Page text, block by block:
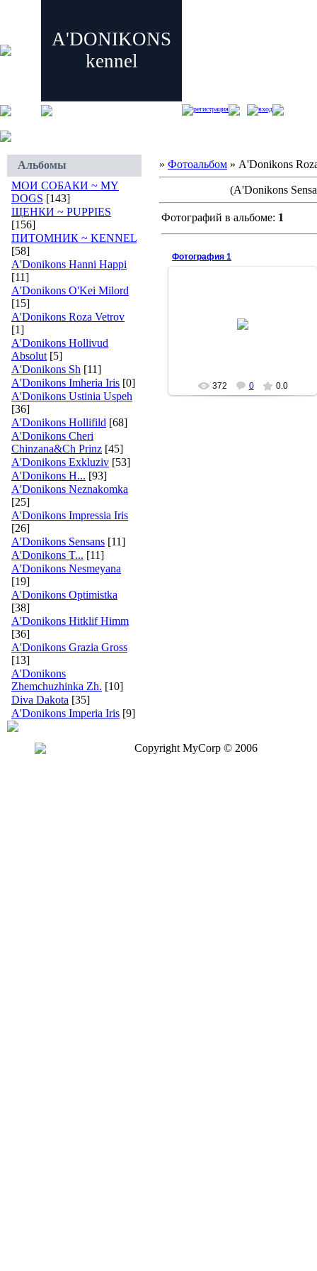
A'DONIKONS
kennel
регистрация вход
Альбомы
МОИ СОБАКИ ~ MY
DOGS [143]
ЩЕНКИ ~ PUPPIES
[156]
ПИТОМНИК ~ KENNEL
[58]
A'Donikons Hanni Happi
[11]
A'Donikons O'Kei Milord
[15]
A'Donikons Roza Vetrov
[1]
A'Donikons Hollivud
Absolut [5]
A'Donikons Sh [11]
A'Donikons Imheria Iris [0]
A'Donikons Ustinia Uspeh
[36]
A'Donikons Hollifild [68]
A'Donikons Cheri
Chinzana&Ch Prinz [45]
A'Donikons Exkluziv [53]
A'Donikons H... [93]
A'Donikons Neznakomka
[25]
A'Donikons Impressia Iris
[26]
A'Donikons Sensans [11]
A'Donikons T... [11]
A'Donikons Nesmeyana
[19]
A'Donikons Optimistka
[38]
A'Donikons Hitklif Himm
[36]
A'Donikons Grazia Gross
[13]
A'Donikons
Zhemchuzhinka Zh. [10]
Diva Dakota [35]
A'Donikons Imperia Iris [9]
» Фотоальбом » A'Donikons
(A'Donikons
Фотографий в альбоме: 1
Фотография 1
A'Donikons Roza Vetrov
372 0 0.0
Copyright MyCorp © 2006